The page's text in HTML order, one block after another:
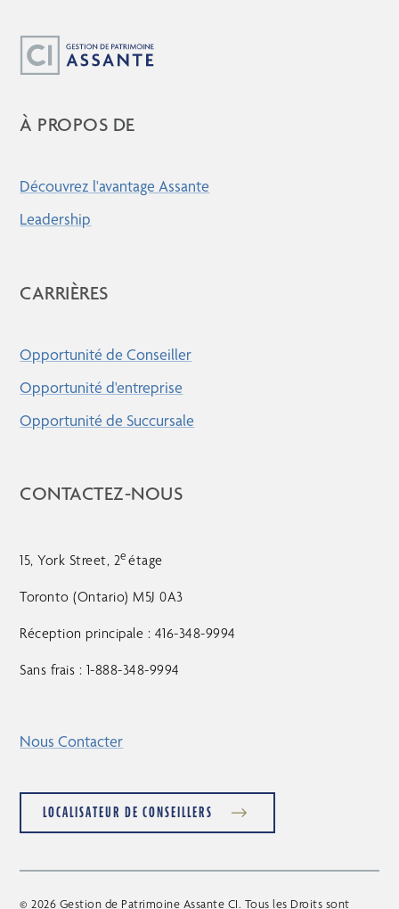
À PROPOS DE
Découvrez l'avantage Assante
Leadership
CARRIÈRES
Opportunité de Conseiller
Opportunité d'entreprise
Opportunité de Succursale
CONTACTEZ-NOUS
15, York Street, 2e étage
Toronto (Ontario) M5J 0A3
Réception principale : 416-348-9994
Sans frais : 1-888-348-9994
Nous Contacter
LOCALISATEUR DE CONSEILLERS
© 2026 Gestion de Patrimoine Assante CI. Tous les Droits sont